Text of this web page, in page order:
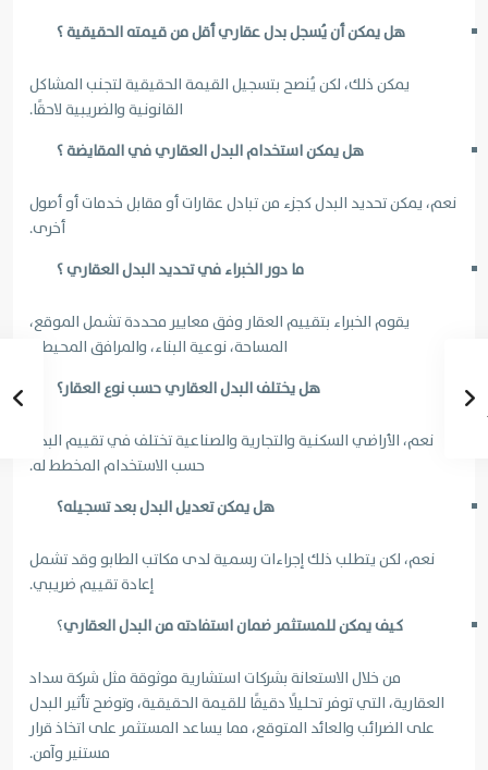
هل يمكن أن يُسجل بدل عقاري أقل من قيمته الحقيقية ؟
يمكن ذلك، لكن يُنصح بتسجيل القيمة الحقيقية لتجنب المشاكل
القانونية والضريبية لاحقًا.
هل يمكن استخدام البدل العقاري في المقايضة ؟
نعم، يمكن تحديد البدل كجزء من تبادل عقارات أو مقابل خدمات أو أصول
أخرى.
ما دور الخبراء في تحديد البدل العقاري ؟
يقوم الخبراء بتقييم العقار وفق معايير محددة تشمل الموقع،
المساحة، نوعية البناء، والمرافق المحيطة.
هل يختلف البدل العقاري حسب نوع العقار؟
نعم، الأراضي السكنية والتجارية والصناعية تختلف في تقييم البدل
حسب الاستخدام المخطط له.
هل يمكن تعديل البدل بعد تسجيله؟
نعم، لكن يتطلب ذلك إجراءات رسمية لدى مكاتب الطابو وقد تشمل
إعادة تقييم ضريبي.
كيف يمكن للمستثمر ضمان استفادته من البدل العقاري؟
من خلال الاستعانة بشركات استشارية موثوقة مثل شركة سداد
العقارية، التي توفر تحليلًا دقيقًا للقيمة الحقيقية، وتوضح تأثير البدل
على الضرائب والعائد المتوقع، مما يساعد المستثمر على اتخاذ قرار
مستنير وآمن.